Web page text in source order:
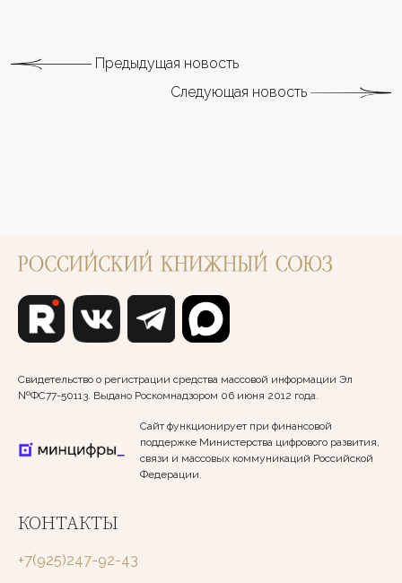
Предыдущая новость
Следующая новость
Свидетельство о регистрации средства массовой информации Эл
№ФС77-50113. Выдано Роскомнадзором 06 июня 2012 года.
Сайт функционирует при финансовой
поддержке Министерства цифрового развития,
связи и массовых коммуникаций Российской
Федерации.
КОНТАКТЫ
+7(925)247-92-43